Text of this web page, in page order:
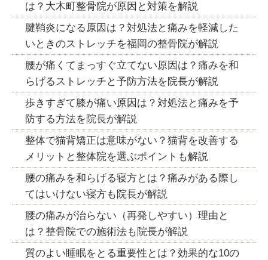
は？大木町整骨院が原因と対策を解説
腱鞘炎になる原因は？対処法と痛みを軽減した
いときのストレッチを福岡の整骨院が解説
腰が痛くてまっすぐ立てない原因は？痛みを和
らげるストレッチと予防方法を院長が解説
歩きすぎて膝が痛い原因は？対処法と痛みを予
防する方法を院長が解説
整体で猫背矯正は意味がない？猫背を改善する
メリットと整体院を選ぶポイントも解説
腰の痛みを和らげる寝方とは？痛みがある際し
てはいけない寝方も院長が解説
腰の痛みが治らない（再発しやすい）理由と
は？整骨院での施術法も院長が解説
質のよい睡眠をとる重要性とは？効果的な10の